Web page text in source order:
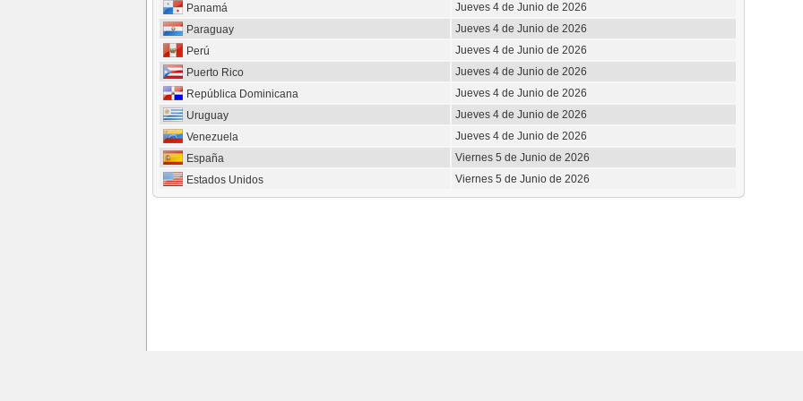
Panamá
Jueves 4 de Junio de 2026
Paraguay
Jueves 4 de Junio de 2026
Perú
Jueves 4 de Junio de 2026
Puerto Rico
Jueves 4 de Junio de 2026
República Dominicana
Jueves 4 de Junio de 2026
Uruguay
Jueves 4 de Junio de 2026
Venezuela
Jueves 4 de Junio de 2026
España
Viernes 5 de Junio de 2026
Estados Unidos
Viernes 5 de Junio de 2026